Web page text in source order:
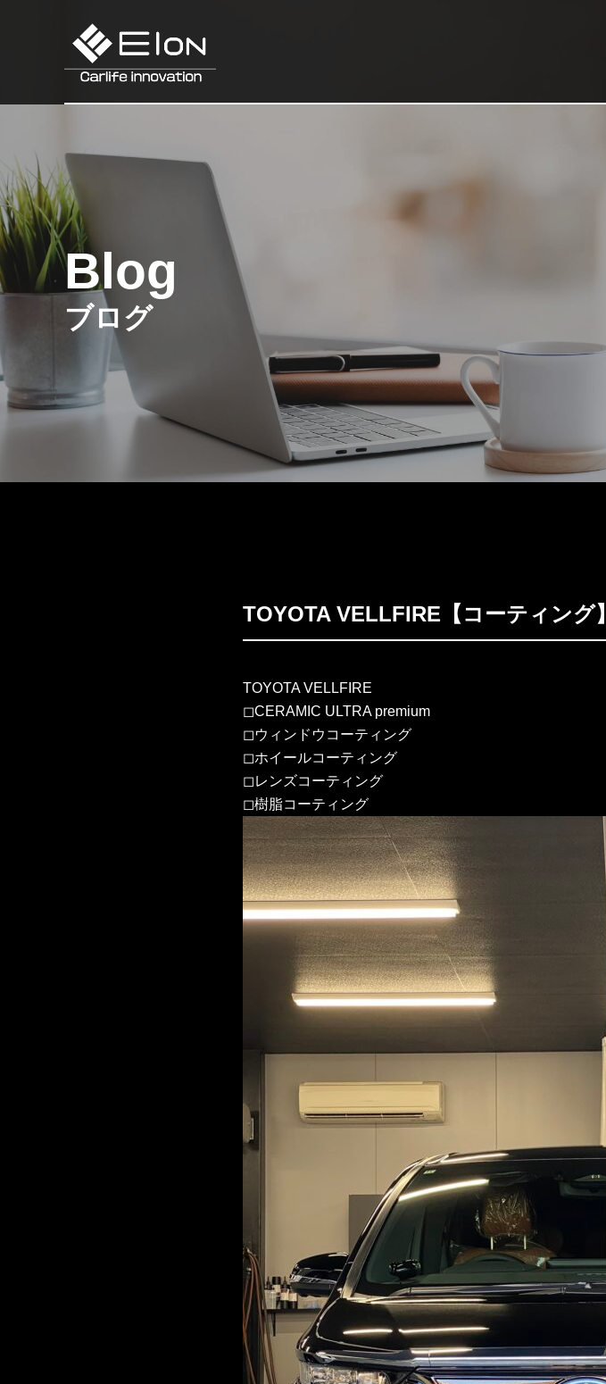
Blog
ブログ
TOYOTA VELLFIRE【コーティング】
TOYOTA VELLFIRE
◻︎CERAMIC ULTRA premium
◻︎ウィンドウコーティング
◻︎ホイールコーティング
◻︎レンズコーティング
◻︎樹脂コーティング